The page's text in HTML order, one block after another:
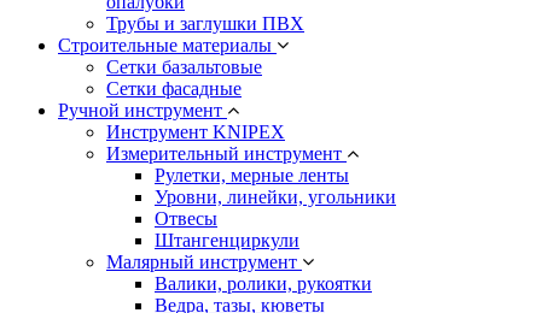
Трубы и заглушки ПВХ
Строительные материалы
Сетки базальтовые
Сетки фасадные
Ручной инструмент
Инструмент KNIPEX
Измерительный инструмент
Рулетки, мерные ленты
Уровни, линейки, угольники
Отвесы
Штангенциркули
Малярный инструмент
Валики, ролики, рукоятки
Ведра, тазы, кюветы